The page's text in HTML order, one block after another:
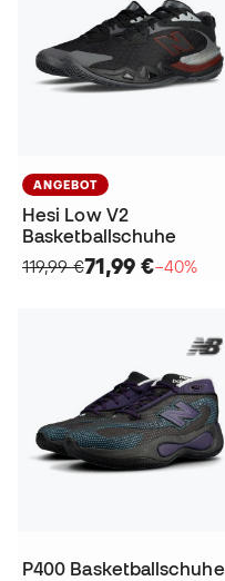
ANGEBOT
Hesi Low V2
Basketballschuhe
119,99 €71,99 €−40%
P400 Basketballschuhe